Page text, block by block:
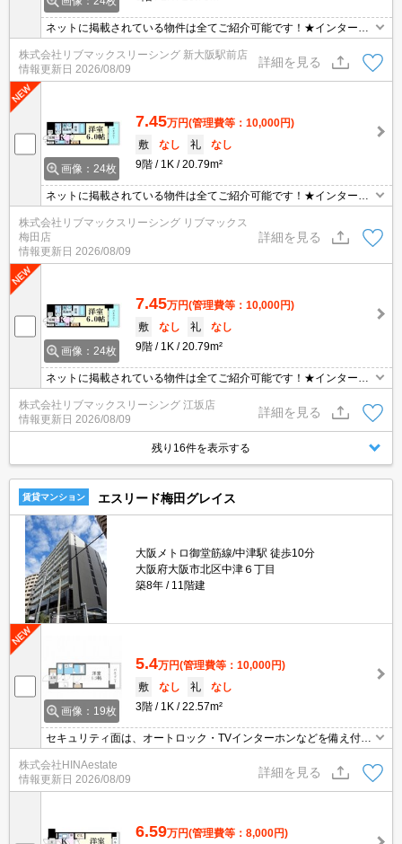
ネットに掲載されている物件は全てご紹介可能です！★インターネ
ット・Wi-Fi無料★ペット相談可能★初期費用クレジット決済可能★
敷金礼金0円★
株式会社リブマックスリーシング 新大阪駅前店
情報更新日 2026/08/09
詳細を見る
画像：24枚
7.45万円(管理費等：10,000円)
敷
なし 礼
なし
9階
1K 20.79m²
ネットに掲載されている物件は全てご紹介可能です！★インターネ
ット・Wi-Fi無料★ペット相談可能★初期費用クレジット決済可能★
敷金礼金0円★
株式会社リブマックスリーシング リブマックス
梅田店
情報更新日 2026/08/09
詳細を見る
画像：24枚
7.45万円(管理費等：10,000円)
敷
なし 礼
なし
9階
1K 20.79m²
ネットに掲載されている物件は全てご紹介可能です！★インターネ
ット・Wi-Fi無料★ペット相談可能★初期費用クレジット決済可能★
敷金礼金0円★
株式会社リブマックスリーシング 江坂店
情報更新日 2026/08/09
詳細を見る
残り16件を表示する
賃貸マンション エスリード梅田グレイス
大阪メトロ御堂筋線/中津駅 徒歩10分
大阪府大阪市北区中津６丁目
築8年
11階建
画像：19枚
5.4万円(管理費等：10,000円)
敷
なし 礼
なし
3階
1K 22.57m²
セキュリティ面は、オートロック・TVインターホンなどを備え付け
ているので安心して暮らせます！共用部にはゴミ出し24時間OK・
宅配ボックスなどが備わっておりとても充実しています！室内設備
は洗面所独立・浴室乾燥機などが揃っているので、快適に過ごしや
すいお部屋になります！「エスリード梅田グレイス」のここがイチ
株式会社HINAestate
情報更新日 2026/08/09
詳細を見る
6.59万円(管理費等：8,000円)